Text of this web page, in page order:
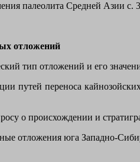
палеолита Средней Азии с.
отложений
тип отложений и его
путей переноса
о происхождении и
отложения юга Западно-